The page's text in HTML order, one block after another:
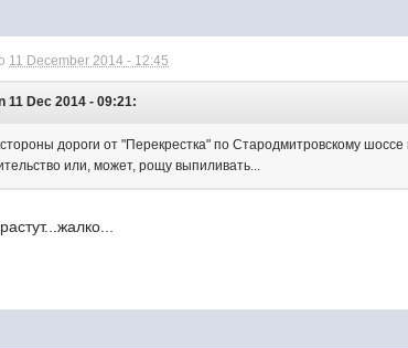
11 December 2014 - 12:45
11 Dec 2014 - 09:21:
дороги от "Перекрестка" по Стародмитровскому
или, может, рощу выпиливать...